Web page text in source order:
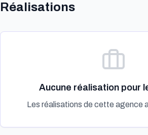
Réalisations
Aucune réalisation pour
Les réalisations de cette agence